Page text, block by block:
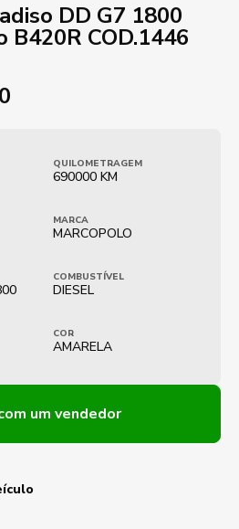
DD G7 1800
B420R COD.1446
QUILOMETRAGEM
690000 KM
MARCA
MARCOPOLO
COMBUSTÍVEL
DIESEL
COR
AMARELA
um vendedor